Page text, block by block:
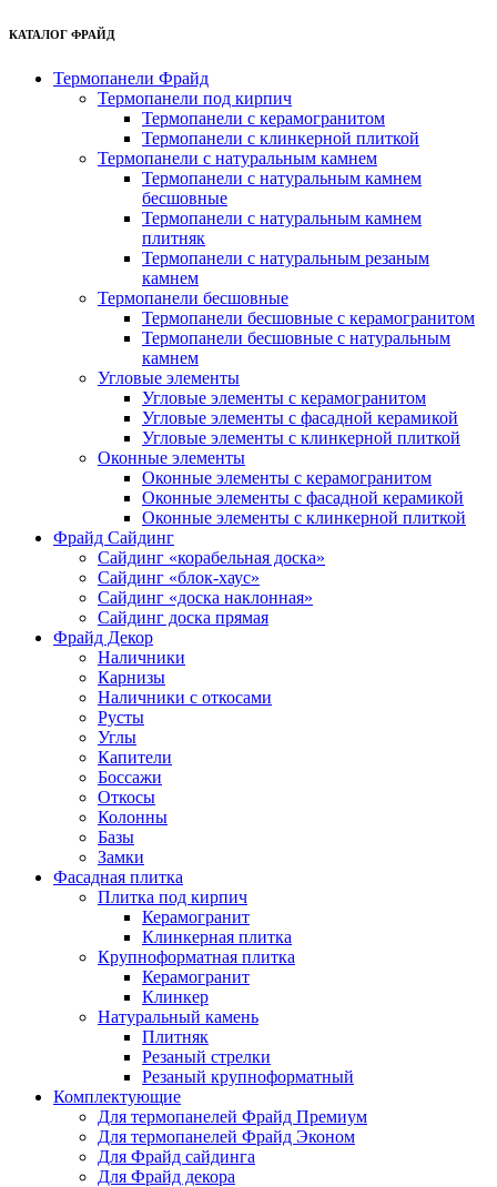
КАТАЛОГ ФРАЙД
Термопанели Фрайд
Термопанели под кирпич
Термопанели с керамогранитом
Термопанели с клинкерной плиткой
Термопанели с натуральным камнем
Термопанели с натуральным камнем
бесшовные
Термопанели с натуральным камнем
плитняк
Термопанели с натуральным резаным
камнем
Термопанели бесшовные
Термопанели бесшовные с керамогранитом
Термопанели бесшовные с натуральным
камнем
Угловые элементы
Угловые элементы с керамогранитом
Угловые элементы с фасадной керамикой
Угловые элементы с клинкерной плиткой
Оконные элементы
Оконные элементы с керамогранитом
Оконные элементы с фасадной керамикой
Оконные элементы с клинкерной плиткой
Фрайд Сайдинг
Сайдинг «корабельная доска»
Сайдинг «блок-хаус»
Сайдинг «доска наклонная»
Сайдинг доска прямая
Фрайд Декор
Наличники
Карнизы
Наличники с откосами
Русты
Углы
Капители
Боссажи
Откосы
Колонны
Базы
Замки
Фасадная плитка
Плитка под кирпич
Керамогранит
Клинкерная плитка
Крупноформатная плитка
Керамогранит
Клинкер
Натуральный камень
Плитняк
Резаный стрелки
Резаный крупноформатный
Комплектующие
Для термопанелей Фрайд Премиум
Для термопанелей Фрайд Эконом
Для Фрайд сайдинга
Для Фрайд декора